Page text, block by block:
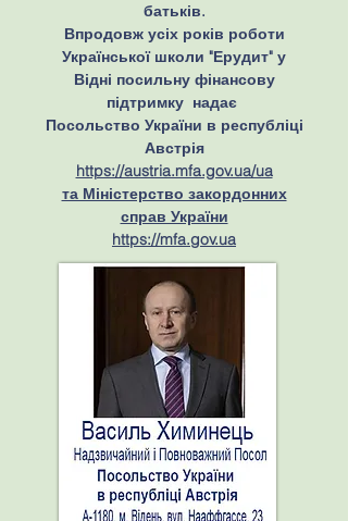
батьків.
Впродовж усіх років роботи
Української школи "Ерудит" у
Відні посильну фінансову
підтримку надає
Посольство України в республіці
Австрія
https://austria.mfa.gov.ua/ua
та Міністерство закордонних
справ України
https://mfa.gov.ua